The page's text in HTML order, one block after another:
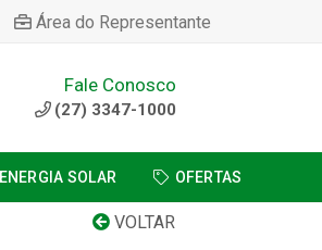
Área do Representante
Fale Conosco
(27) 3347-1000
ENERGIA SOLAR OFERTAS
VOLTAR